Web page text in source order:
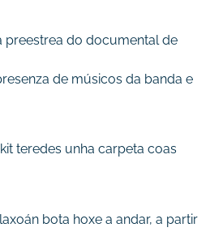
preestrea do documental de
de músicos da banda e
teredes unha carpeta coas
bota hoxe a andar, a partir